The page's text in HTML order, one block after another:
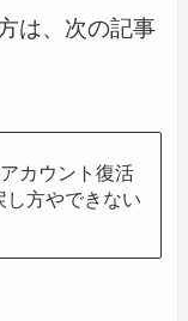
は、次の記事
カウント復活
し方やできない